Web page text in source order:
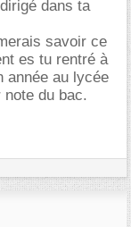
dans ta
savoir ce
es tu rentré à
année au lycée
du bac.